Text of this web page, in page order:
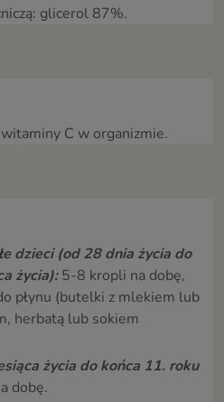
glicerol 87%.
C w organizmie.
dzieci (od 28 dnia życia do
życia): 5-8 kropli na dobę,
płynu (butelki z mlekiem lub
herbatą lub sokiem
życia do końca 11. roku
dobę.